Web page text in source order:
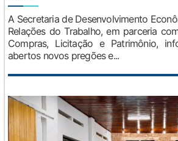
A Secretaria de Desenvolvimento
Relações do Trabalho, em parceria
Compras, Licitação e Patrimônio,
abertos novos pregões e...